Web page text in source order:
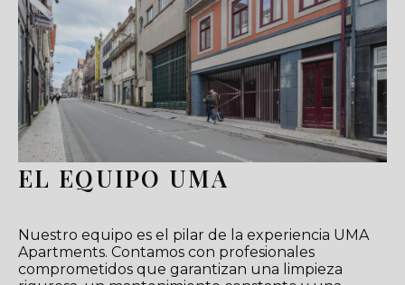
EL EQUIPO UMA
Nuestro equipo es el pilar de la experiencia UMA
Apartments. Contamos con profesionales
comprometidos que garantizan una limpieza